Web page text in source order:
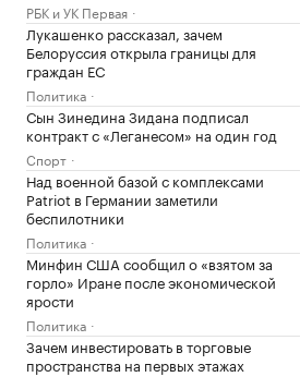
РБК и УК Первая
Лукашенко рассказал, зачем
Белоруссия открыла границы для
граждан ЕС
Политика
Сын Зинедина Зидана подписал
контракт с «Леганесом» на один год
Спорт
Над военной базой с комплексами
Patriot в Германии заметили
беспилотники
Политика
Минфин США сообщил о «взятом за
горло» Иране после экономической
ярости
Политика
Зачем инвестировать в торговые
пространства на первых этажах